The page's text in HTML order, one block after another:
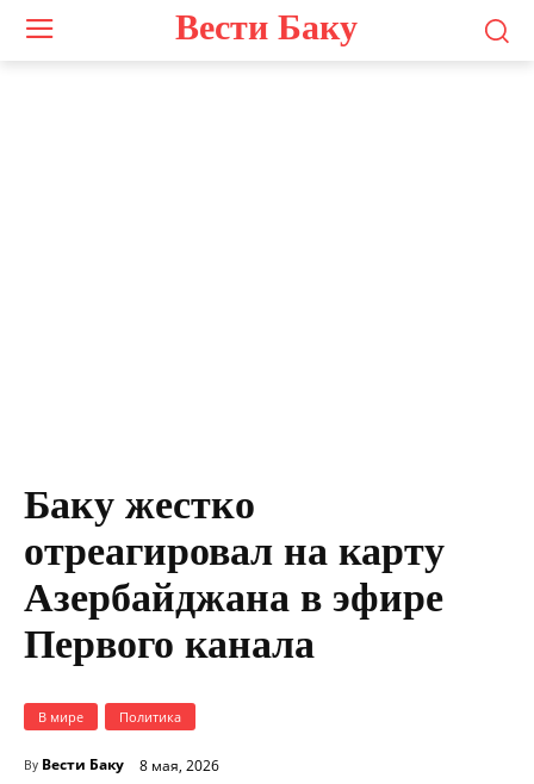
Вести Баку
Баку жестко
отреагировал на карту
Азербайджана в эфире
Первого канала
В мире Политика
By Вести Баку 8 мая, 2026